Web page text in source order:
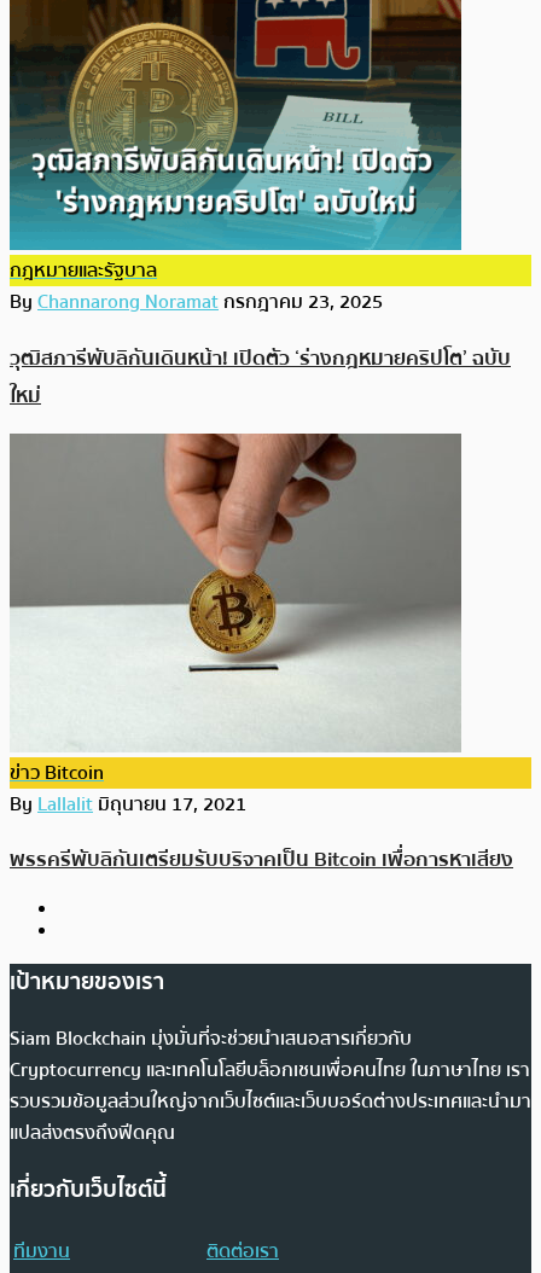
กฎหมายและรัฐบาล
ByChannarong Noramatกรกฎาคม 23, 2025
วุฒิสภารีพับลิกันเดินหน้า! เปิดตัว ‘ร่างกฎหมายคริปโต’ ฉบับ
ใหม่
ข่าว Bitcoin
ByLallalitมิถุนายน 17, 2021
พรรครีพับลิกันเตรียมรับบริจาคเป็น Bitcoin เพื่อการหาเสียง
เป้าหมายของเรา
Siam Blockchain มุ่งมั่นที่จะช่วยนำเสนอสารเกี่ยวกับ
Cryptocurrency และเทคโนโลยีบล็อกเชนเพื่อคนไทย ในภาษาไทย เรา
รวบรวมข้อมูลส่วนใหญ่จากเว็บไซต์และเว็บบอร์ดต่างประเทศและนำมา
แปลส่งตรงถึงฟีดคุณ
เกี่ยวกับเว็บไซต์นี้
ทีมงาน
ติดต่อเรา